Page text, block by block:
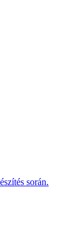
során.